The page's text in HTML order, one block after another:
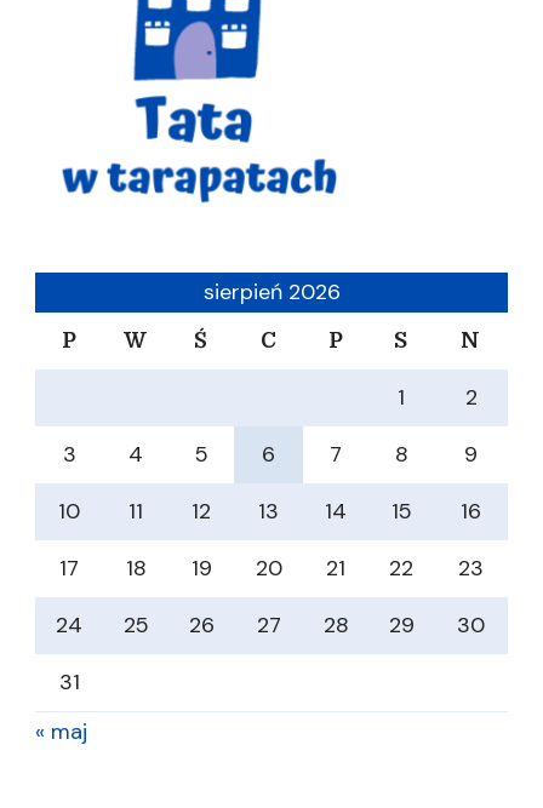
sierpień 2026
P W Ś C P S N
1
2
3
4 5 6 7 8
9
10
11 12 13 14 15
16
17
18 19 20 21 22
23
24
25 26 27 28 29
30
31
« maj